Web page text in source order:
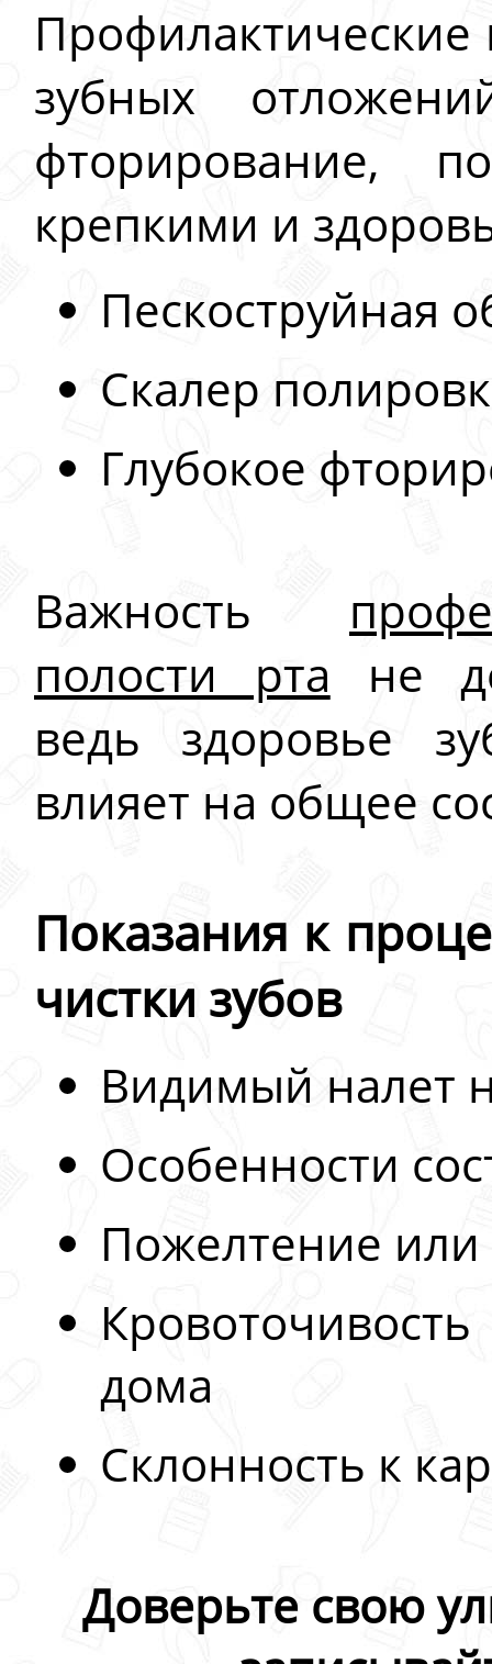
зубных
фторирование,
крепкими и
Пескоструйная
Скалер
Глубокое
Важность
полости рта не
ведь здоровье
влияет на общее
Показания к
чистки зубов
Видимый налет
Особенности
Пожелтение
дома
Склонность к
Доверьте свою